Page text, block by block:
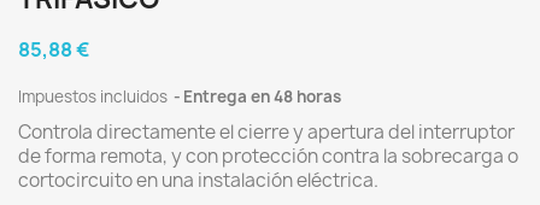
85,88 €
Impuestos incluidos Entrega en 48 horas
Controla directamente el cierre y apertura del interruptor
de forma remota, y con protección contra la sobrecarga o
cortocircuito en una instalación eléctrica.